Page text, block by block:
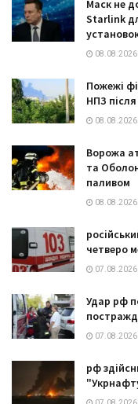
Маск не
Starlink
08.08.2026
Пожежі
НПЗ
08.08.2026
Ворожа
та
паливом
08.08.2026
четверо
07.08.2026
Удар рф
07.08.2026
рф